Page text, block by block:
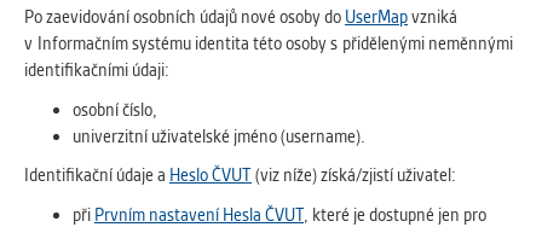
Po zaevidování osobních údajů nové osoby do UserMapvzniká
v Informačním systému identita této osoby s přidělenými neměnnými
identifikačními údaji:
osobní číslo,
univerzitní uživatelské jméno (username).
Identifikační údaje a Heslo ČVUT(viz níže) získá/zjistí uživatel:
při Prvním nastavení Hesla ČVUT, které je dostupné jen pro